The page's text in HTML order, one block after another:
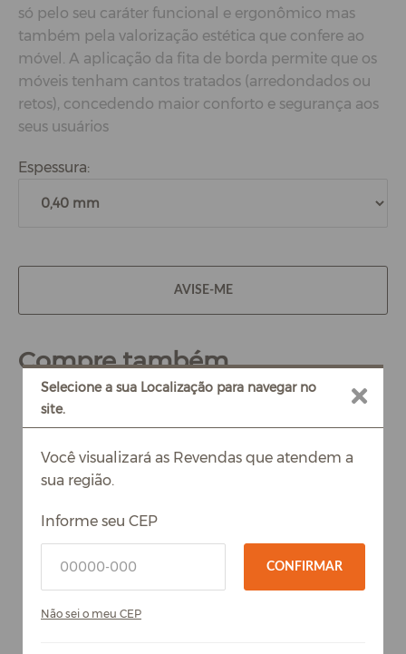
só pelo seu caráter funcional e ergonômico mas
também pela valorização estética que confere ao
móvel. A aplicação da fita de borda permite que os
móveis tenham cantos tratados (arredondados ou
retos), concedendo maior conforto e segurança aos
seus usuários
Espessura:
AVISE-ME
Compre também
Você visualizará as Revendas que atendem a
sua região.
Informe seu CEP
CONFIRMAR
Não sei o meu CEP
Selecione a sua Localização para navegar no
site.